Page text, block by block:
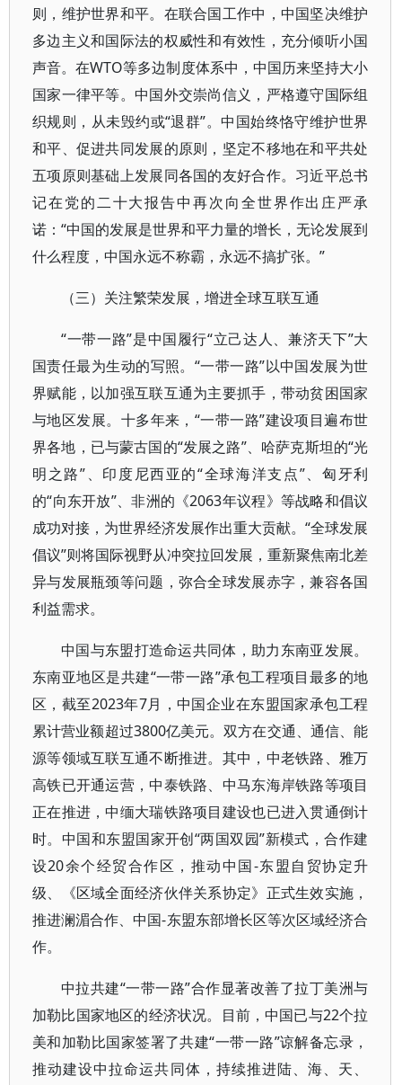
则，维护世界和平。在联合国工作中，中国坚决维护
多边主义和国际法的权威性和有效性，充分倾听小国
声音。在WTO等多边制度体系中，中国历来坚持大小
国家一律平等。中国外交崇尚信义，严格遵守国际组
织规则，从未毁约或“退群”。中国始终恪守维护世界
和平、促进共同发展的原则，坚定不移地在和平共处
五项原则基础上发展同各国的友好合作。习近平总书
记在党的二十大报告中再次向全世界作出庄严承
诺：“中国的发展是世界和平力量的增长，无论发展到
什么程度，中国永远不称霸，永远不搞扩张。”
（三）关注繁荣发展，增进全球互联互通
“一带一路”是中国履行“立己达人、兼济天下”大
国责任最为生动的写照。“一带一路”以中国发展为世
界赋能，以加强互联互通为主要抓手，带动贫困国家
与地区发展。十多年来，“一带一路”建设项目遍布世
界各地，已与蒙古国的“发展之路”、哈萨克斯坦的“光
明之路”、印度尼西亚的“全球海洋支点”、匈牙利
的“向东开放”、非洲的《2063年议程》等战略和倡议
成功对接，为世界经济发展作出重大贡献。“全球发展
倡议”则将国际视野从冲突拉回发展，重新聚焦南北差
异与发展瓶颈等问题，弥合全球发展赤字，兼容各国
利益需求。
中国与东盟打造命运共同体，助力东南亚发展。
东南亚地区是共建“一带一路”承包工程项目最多的地
区，截至2023年7月，中国企业在东盟国家承包工程
累计营业额超过3800亿美元。双方在交通、通信、能
源等领域互联互通不断推进。其中，中老铁路、雅万
高铁已开通运营，中泰铁路、中马东海岸铁路等项目
正在推进，中缅大瑞铁路项目建设也已进入贯通倒计
时。中国和东盟国家开创“两国双园”新模式，合作建
设20余个经贸合作区，推动中国-东盟自贸协定升
级、《区域全面经济伙伴关系协定》正式生效实施，
推进澜湄合作、中国-东盟东部增长区等次区域经济合
作。
中拉共建“一带一路”合作显著改善了拉丁美洲与
加勒比国家地区的经济状况。目前，中国已与22个拉
美和加勒比国家签署了共建“一带一路”谅解备忘录，
推动建设中拉命运共同体，持续推进陆、海、天、